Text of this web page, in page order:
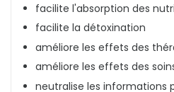
facilite l'absorption des
facilite la détoxination
améliore les effets des
améliore les effets des
neutralise les informations